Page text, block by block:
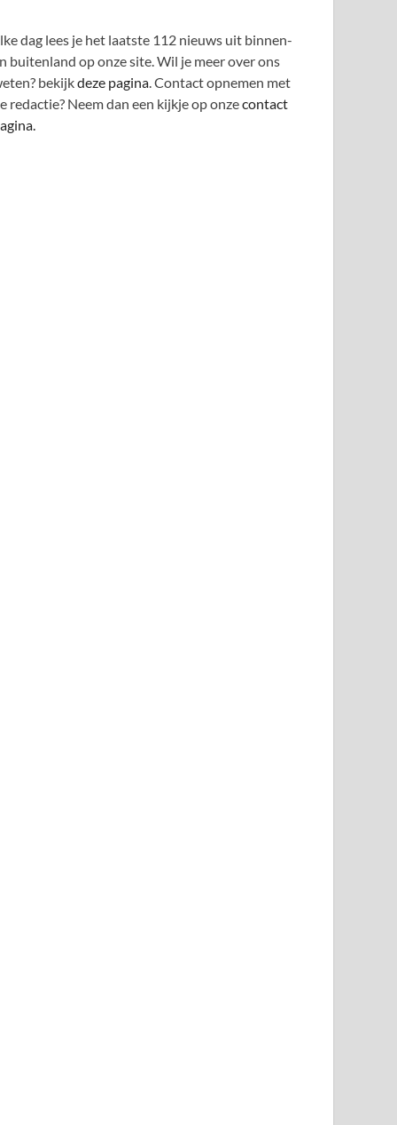
dag lees je het laatste 112 nieuws uit binnen-
buitenland op onze site. Wil je meer over ons
bekijkdeze pagina. Contact opnemen met
redactie? Neem dan een kijkje op onzecontact